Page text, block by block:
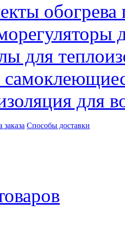
обогрева
для
для
заказа Способы доставки